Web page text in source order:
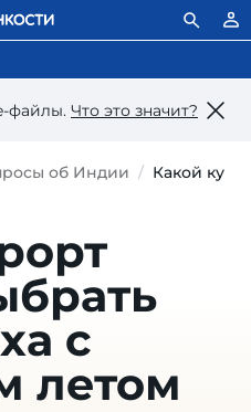
файлы. Что это значит?
об Индии Какой
с
летом